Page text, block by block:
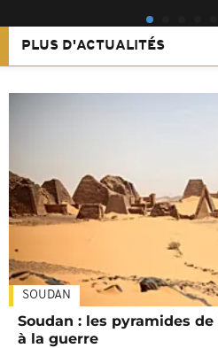
PLUS D'ACTUALITÉS
SOUDAN
Soudan : les pyramides
à la guerre